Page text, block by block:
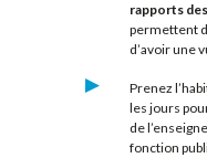
rapports
permettent
d’avoir une
Prenez
les jours
de
fonction